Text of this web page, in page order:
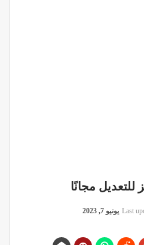
Last يونيو 7, 2023